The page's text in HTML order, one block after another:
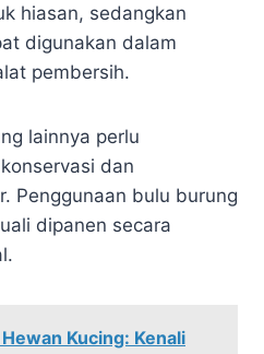
hiasan, sedangkan
digunakan dalam
pembersih.
lainnya perlu
dan
Penggunaan bulu burung
dipanen secara
Kucing: Kenali